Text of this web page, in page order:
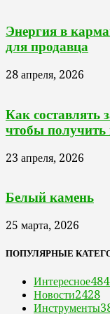
Энергия в
для продавца
28 апреля, 2026
Как составлять
чтобы получить
23 апреля, 2026
Белый камень
25 марта, 2026
ПОПУЛЯРНЫЕ
Интересное
Новости2428
Инструменты